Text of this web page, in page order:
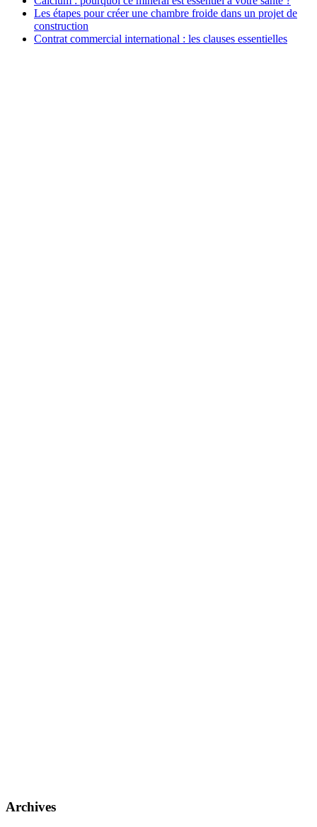
Les étapes pour créer une chambre froide dans un projet de
construction
Contrat commercial international : les clauses essentielles
Archives